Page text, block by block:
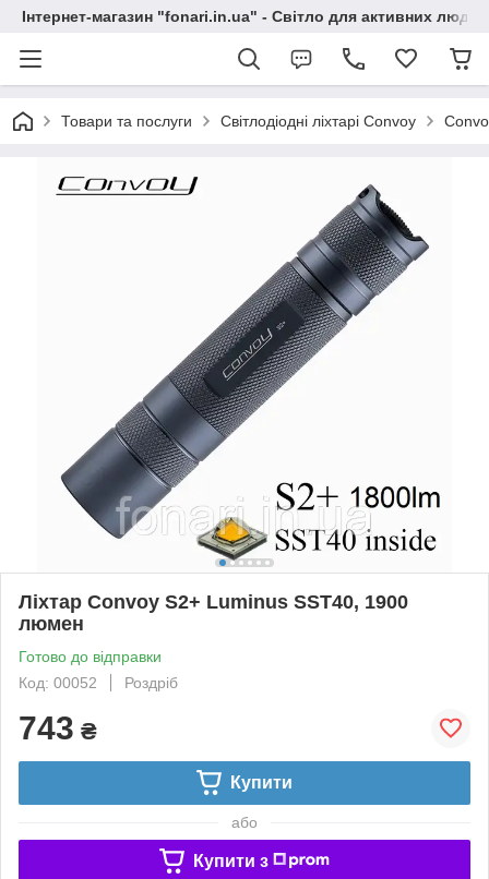
Інтернет-магазин "fonari.in.ua" - Світло для активних людей
Товари та послуги Світлодіодні ліхтарі Convoy
Ліхтар Convoy S2+ Luminus SST40, 1900
люмен
Готово до відправки
Код: 00052
Роздріб
743 ₴
Купити
або
Купити з